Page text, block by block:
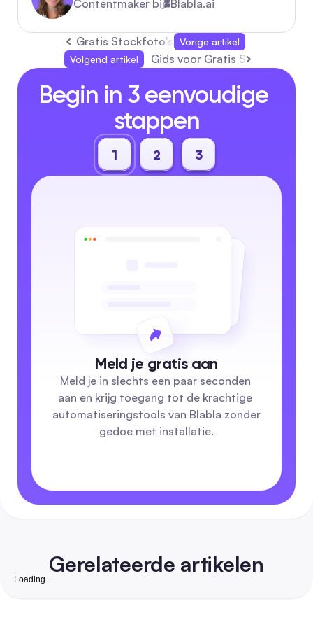
Contentmaker bij Blabla.ai
Gratis Stockfoto's: Complete 2026 Gids
Vorige artikel
Volgend artikel
Gids voor Gratis
Begin in 3 eenvoudige
stappen
1 2 3
Meld je gratis aan
Meld je in slechts een paar seconden
aan en krijg toegang tot de krachtige
automatiseringstools van Blabla zonder
gedoe met installatie.
Gerelateerde artikelen
Loading...